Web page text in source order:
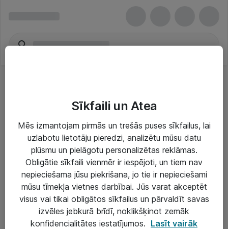
Risinājumi & Pakalpojumi
IT serviss un atbalsts
IT infrastruktūra
Darba vietu IT risinājumi
Serveri un datu centri
Sīkfaili un Atea
Mēs izmantojam pirmās un trešās puses sīkfailus, lai
uzlabotu lietotāju pieredzi, analizētu mūsu datu
plūsmu un pielāgotu personalizētas reklāmas.
Obligātie sīkfaili vienmēr ir iespējoti, un tiem nav
nepieciešama jūsu piekrišana, jo tie ir nepieciešami
mūsu tīmekļa vietnes darbībai. Jūs varat akceptēt
visus vai tikai obligātos sīkfailus un pārvaldīt savas
izvēles jebkurā brīdī, noklikšķinot zemāk
konfidencialitātes iestatījumos. Lasīt vairāk